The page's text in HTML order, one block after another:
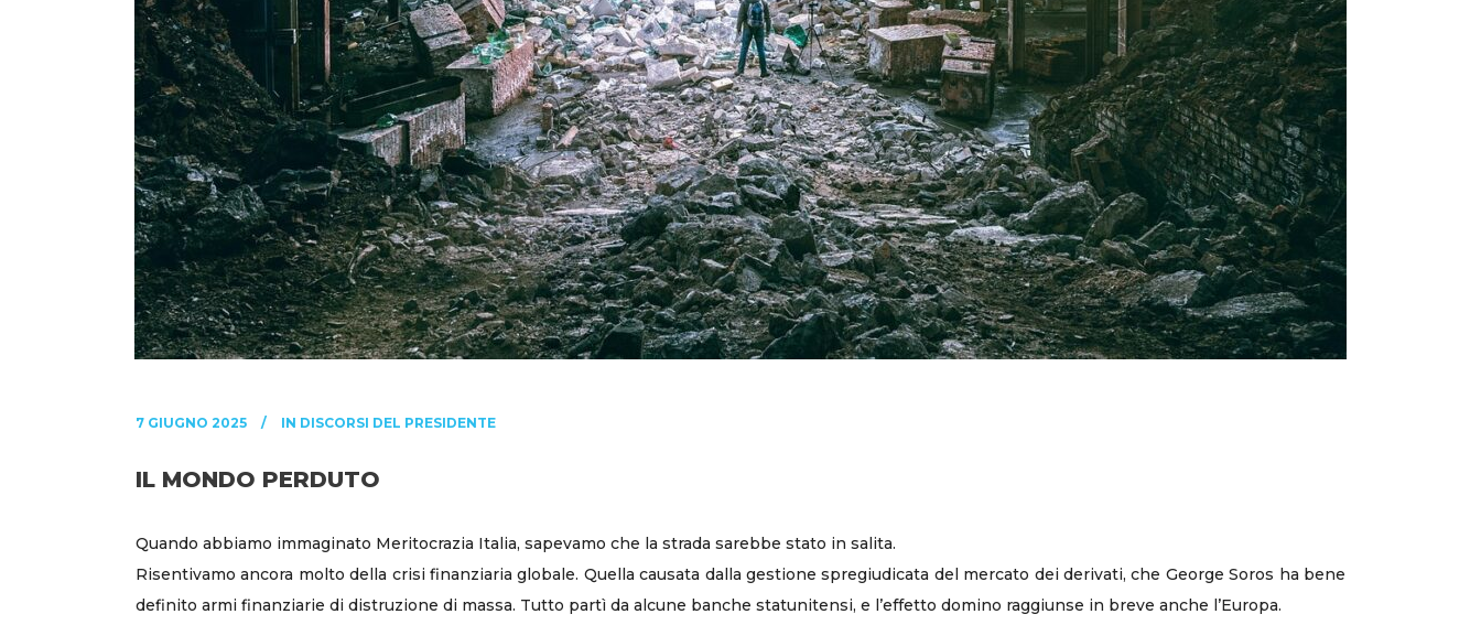
7 GIUGNO 2025 IN DISCORSI DEL PRESIDENTE
IL MONDO PERDUTO
Quando abbiamo immaginato Meritocrazia Italia, sapevamo che la strada sarebbe stato in salita.
Risentivamo ancora molto della crisi finanziaria globale. Quella causata dalla gestione spregiudicata del mercato dei derivati, che George Soros ha bene
definito armi finanziarie di distruzione di massa. Tutto partì da alcune banche statunitensi, e l’effetto domino raggiunse in breve anche l’Europa.